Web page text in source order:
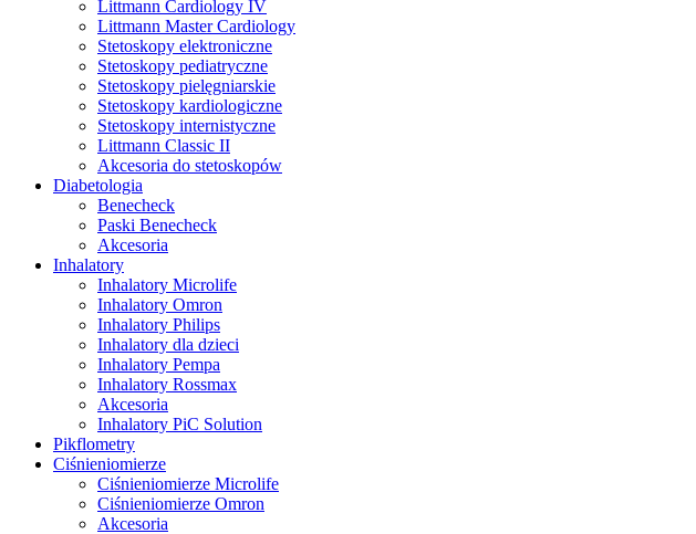
Littmann Cardiology IV
Littmann Master Cardiology
Stetoskopy elektroniczne
Stetoskopy pediatryczne
Stetoskopy pielęgniarskie
Stetoskopy kardiologiczne
Stetoskopy internistyczne
Littmann Classic II
Akcesoria do stetoskopów
Diabetologia
Benecheck
Paski Benecheck
Akcesoria
Inhalatory
Inhalatory Microlife
Inhalatory Omron
Inhalatory Philips
Inhalatory dla dzieci
Inhalatory Pempa
Inhalatory Rossmax
Akcesoria
Inhalatory PiC Solution
Pikflometry
Ciśnieniomierze
Ciśnieniomierze Microlife
Ciśnieniomierze Omron
Akcesoria